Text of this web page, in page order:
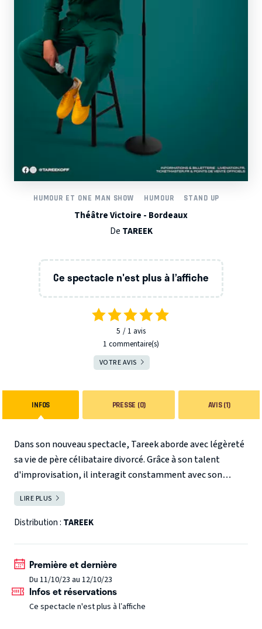
HUMOUR ET ONE MAN SHOW HUMOUR STAND UP
Théâtre Victoire - Bordeaux
De TAREEK
Ce spectacle n'est plus à l’affiche
5 1 avis
1 commentaire(s)
VOTRE AVIS
INFOS PRESSE (0) AVIS (1)
Dans son nouveau spectacle, Tareek aborde avec légèreté
sa vie de père célibataire divorcé. Grâce à son talent
d'improvisation, il interagit constamment avec son
public, créant ainsi un spectacle unique à chaque
représentation.
Son charisme sur scène, son sens de l'humour et de
LIRE PLUS
Distribution : TAREEK
Première et dernière
Du 11/10/23 au 12/10/23
Infos et réservations
Ce spectacle n'est plus à l’affiche